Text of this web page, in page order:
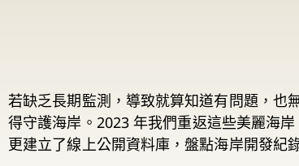
若缺乏長期監測，導致就算知道有問題，也
得守護海岸。2023 年我們重返這些美麗海
更建立了線上公開資料庫，盤點海岸開發紀